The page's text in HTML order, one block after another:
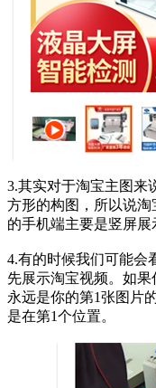
3.其实对于淘宝主图来
方形的构图，所以说
的手机端主要是竖屏
4.有的时候我们可能会
先展示淘宝视频。如
永远是你的第1张图片
是在第1个位置。